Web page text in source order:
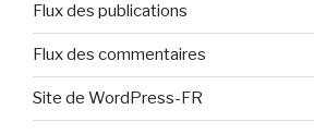
Flux des publications
Flux des commentaires
Site de WordPress-FR